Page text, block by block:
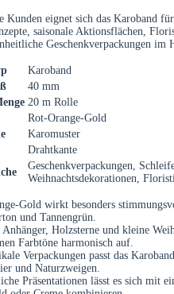
Kunden eignet sich das Karoband
saisonale Aktionsflächen,
Geschenkverpackungen im
Karoband
40 mm
20 m Rolle
Rot-Orange-Gold
Karomuster
Drahtkante
Geschenkverpackungen,
Weihnachtsdekorationen,
Gold wirkt besonders
und Tannengrün.
Anhänger, Holzsterne und kleine
Farbtöne harmonisch auf.
Verpackungen passt das
und Naturzweigen.
Präsentationen lässt es sich mit